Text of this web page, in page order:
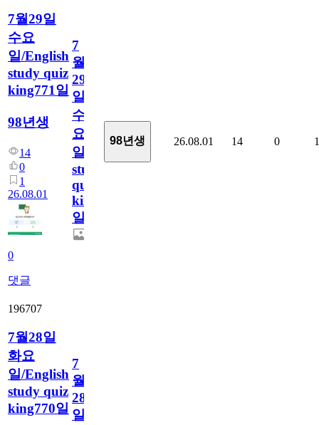
7월29일
수요
일/English
study quiz
king771일
98년생
14
0
1
26.08.01
0
댓글
7
월
29
일
수
요
일/English
study
quiz
king771
일
98년생 26.08.01 14 0 1
196707
7월28일
화요
일/English
study quiz
king770일
7
월
28
일